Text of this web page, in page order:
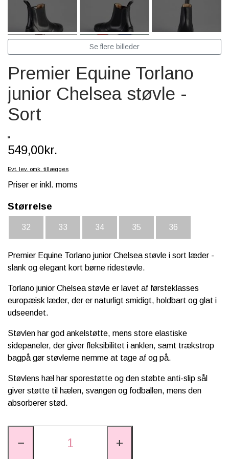
SCHLEICH® HEST & TILBEHØR
SKOLE, KREA & TILBEHØR
TASKER & PUNGE
SJOVE HESTE TING
BABY
Se flere billeder
Premier Equine Torlano
junior Chelsea støvle -
Sort
549,00kr.
Evt. lev. omk. tillægges
Priser er inkl. moms
Størrelse
32 33 34 35 36
Premier Equine Torlano junior Chelsea støvle i sort læder -
slank og elegant kort børne ridestøvle.
Torlano junior Chelsea støvle er lavet af førsteklasses
europæisk læder, der er naturligt smidigt, holdbart og glat i
udseendet.
Støvlen har god ankelstøtte, mens store elastiske
sidepaneler, der giver fleksibilitet i anklen, samt trækstrop
bagpå gør støvlerne nemme at tage af og på.
Støvlens hæl har sporestøtte og den støbte anti-slip sål
giver støtte til hælen, svangen og fodballen, mens den
absorberer stød.
− +